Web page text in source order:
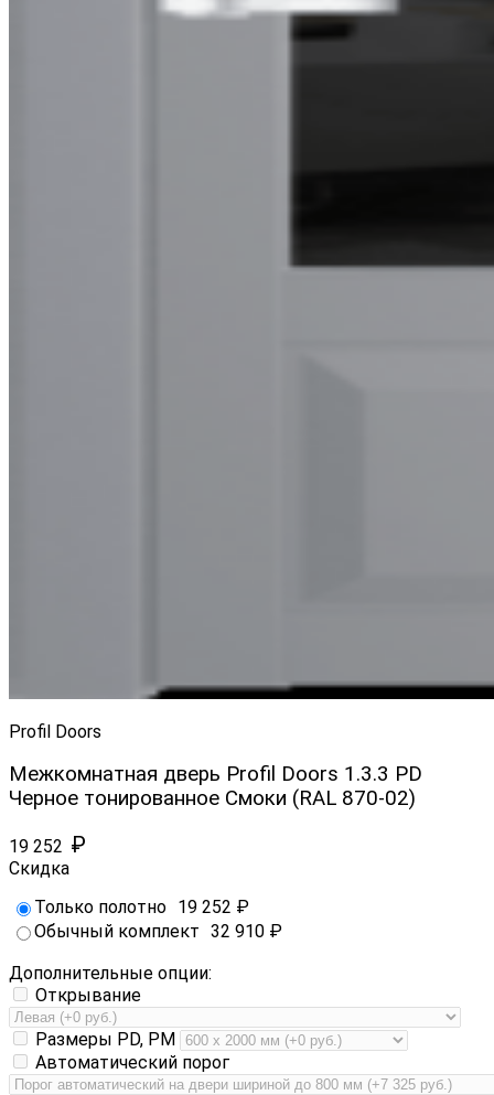
Profil Doors
Межкомнатная дверь Profil Doors 1.3.3 PD
Черное тонированное Смоки (RAL 870-02)
19 252 ₽
Скидка
Только полотно 19 252 ₽
Обычный комплект 32 910 ₽
Дополнительные опции:
Открывание
Размеры PD, PM
Автоматический порог